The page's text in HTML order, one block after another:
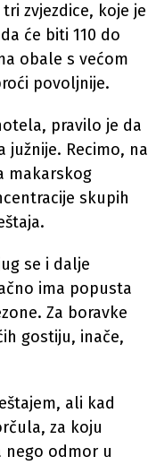
zvjezdice, koje je
će biti 110 do
obale s većom
povoljnije.
pravilo je da
Recimo, na
makarskog
skupih
se i dalje
ima popusta
Za boravke
gostiju, inače,
ali kad
za koju
odmor u